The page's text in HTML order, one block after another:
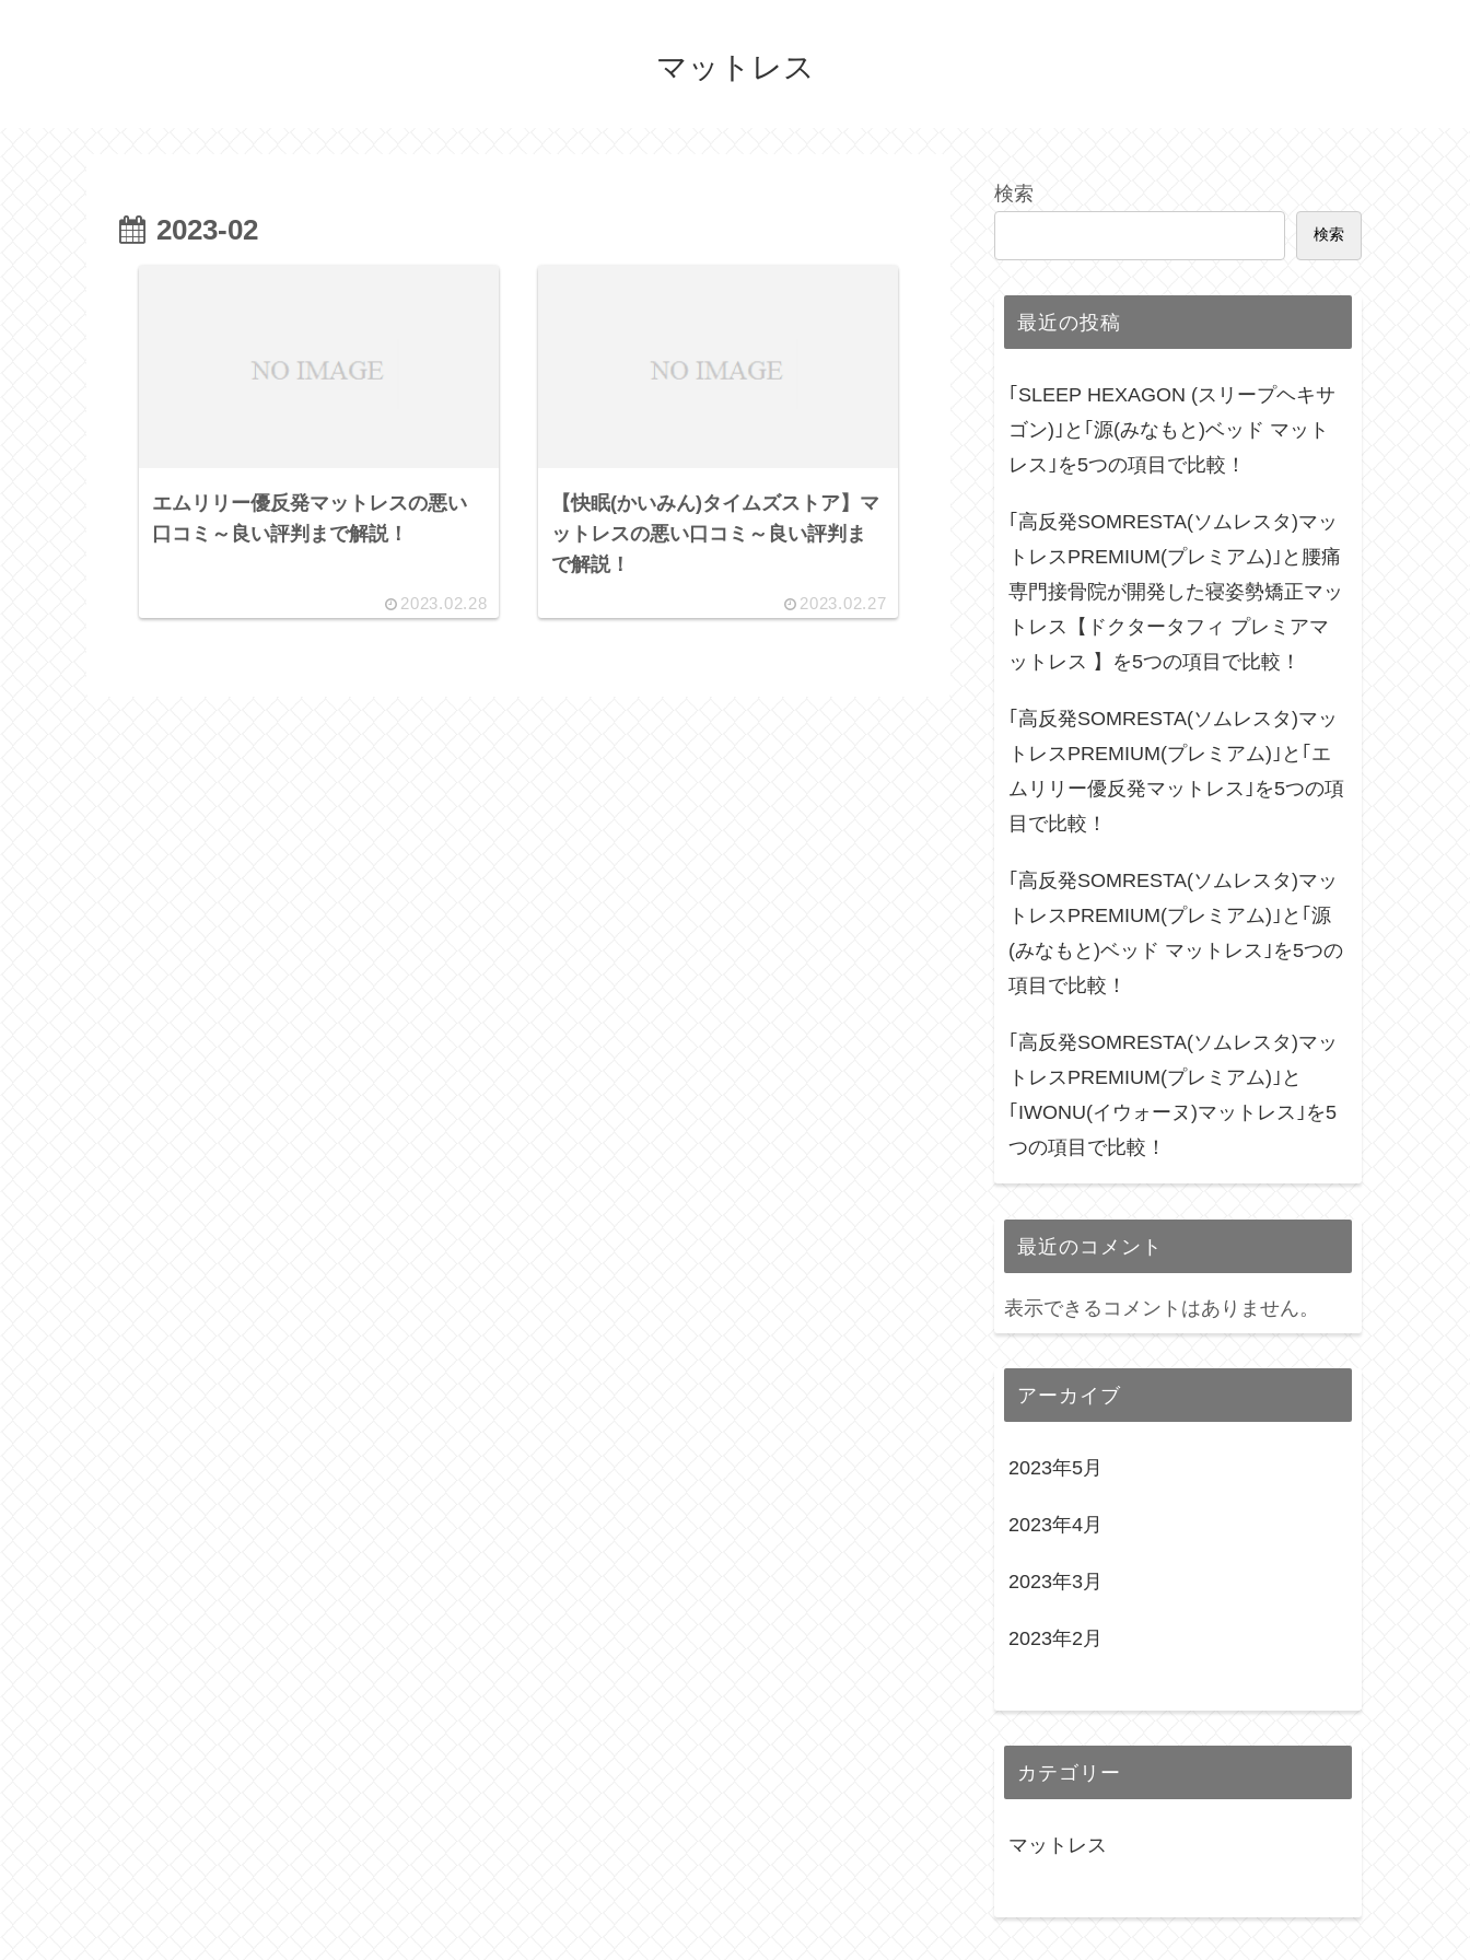
マットレス
2023-02
エムリリー優反発マットレスの悪い
口コミ～良い評判まで解説！
2023.02.28
【快眠(かいみん)タイムズストア】マ
ットレスの悪い口コミ～良い評判ま
で解説！
2023.02.27
検索
検索
最近の投稿
｢SLEEP HEXAGON (スリープヘキサ
ゴン)｣と｢源(みなもと)ベッド マット
レス｣を5つの項目で比較！
｢高反発SOMRESTA(ソムレスタ)マッ
トレスPREMIUM(プレミアム)｣と腰痛
専門接骨院が開発した寝姿勢矯正マッ
トレス【ドクタータフィ プレミアマ
ットレス 】を5つの項目で比較！
｢高反発SOMRESTA(ソムレスタ)マッ
トレスPREMIUM(プレミアム)｣と｢エ
ムリリー優反発マットレス｣を5つの項
目で比較！
｢高反発SOMRESTA(ソムレスタ)マッ
トレスPREMIUM(プレミアム)｣と｢源
(みなもと)ベッド マットレス｣を5つの
項目で比較！
｢高反発SOMRESTA(ソムレスタ)マッ
トレスPREMIUM(プレミアム)｣と
｢IWONU(イウォーヌ)マットレス｣を5
つの項目で比較！
最近のコメント
表示できるコメントはありません。
アーカイブ
2023年5月
2023年4月
2023年3月
2023年2月
カテゴリー
マットレス